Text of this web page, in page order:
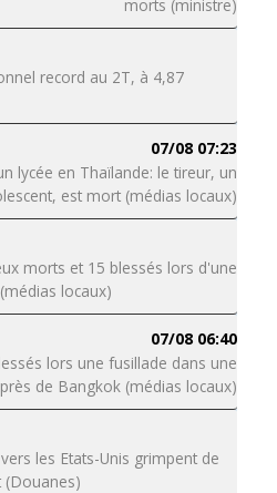
morts (ministre)
record au 2T, à 4,87
07/08 07:23
lycée en Thaïlande: le tireur, un
est mort (médias locaux)
morts et 15 blessés lors d'une
locaux)
07/08 06:40
lors une fusillade dans une
de Bangkok (médias locaux)
les Etats-Unis grimpent de
(Douanes)